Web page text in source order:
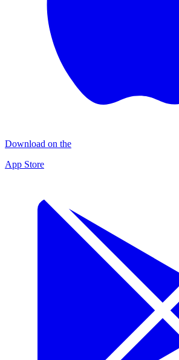
Download on the
App Store